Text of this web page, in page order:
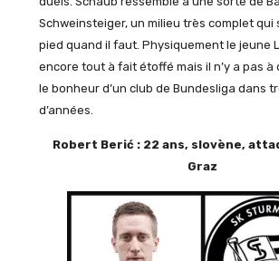
Schweinsteiger, un milieu très complet qui
pied quand il faut. Physiquement le jeune
encore tout à fait étoffé mais il n’y a pas à
le bonheur d’un club de Bundesliga dans
d’années.
Robert Berić : 22 ans, slovène,
Graz